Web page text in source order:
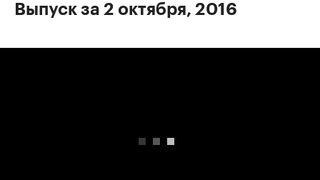
Выпуск за 2 октября, 2016